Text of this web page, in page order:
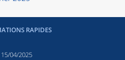
RAPIDES
15/04/2025